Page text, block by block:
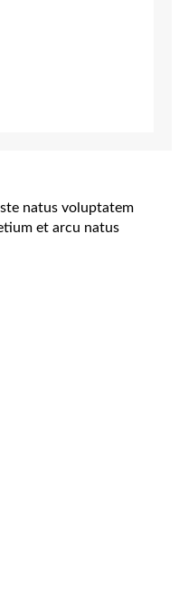
natus voluptatem
et arcu natus